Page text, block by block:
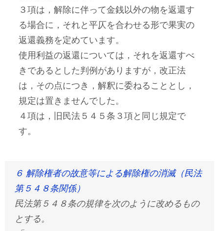
３項は，解除に伴って金銭以外の物を返還す
る場合に，それと平仄を合わせる形で果実の
返還義務を定めています。
使用利益の返還については，それを返還すべ
きであるとした判例がありますが，改正法
は，その点につき，解釈に委ねることとし，
規定は置きませんでした。
４項は，旧民法５４５条３項と同じ規定で
す。
６ 解除権者の故意等による解除権の消滅（民法
第５４８条関係）
民法第５４８条の規律を次のように改めるもの
とする。